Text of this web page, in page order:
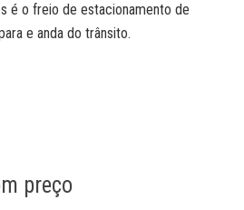
é o freio de estacionamento de
e anda do trânsito.
preço